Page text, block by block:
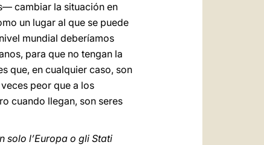
cambiar la situación en
un lugar al que se puede
mundial deberíamos
para que no tengan la
que, en cualquier caso, son
peor que a los
cuando llegan, son seres
solo l’Europa o gli Stati